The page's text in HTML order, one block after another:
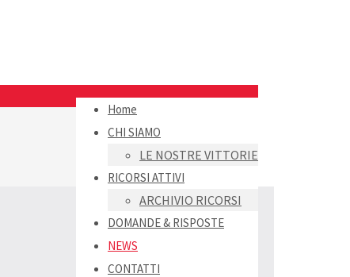
Home
CHI SIAMO
LE NOSTRE VITTORIE
RICORSI ATTIVI
ARCHIVIO RICORSI
DOMANDE & RISPOSTE
NEWS
CONTATTI